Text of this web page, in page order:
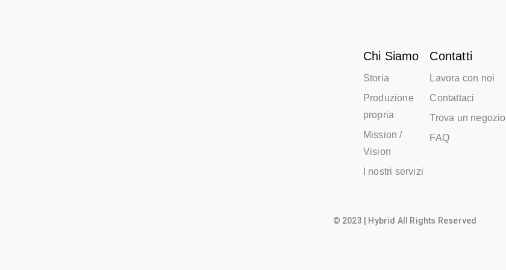
Chi Siamo
Storia
Produzione
propria
Mission /
Vision
I nostri servizi
Contatti
Lavora con noi
Contattaci
Trova un negozio
FAQ
© 2023 | Hybrid All Rights Reserved